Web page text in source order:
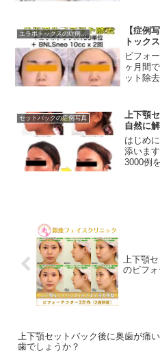
自然に
リニッ
ダウン
として
エラボトックスの症例写真
【症例
トック
ビフォ
ヶ月間
ット除
ボリュ
れてい
ファッ
セットバックの症例写真
上下顎
自然に
はじめ
添いま
3000例
開設し
上下顎
のビフ
上下顎セットバック後に奥歯が痛
歯でしょうか？